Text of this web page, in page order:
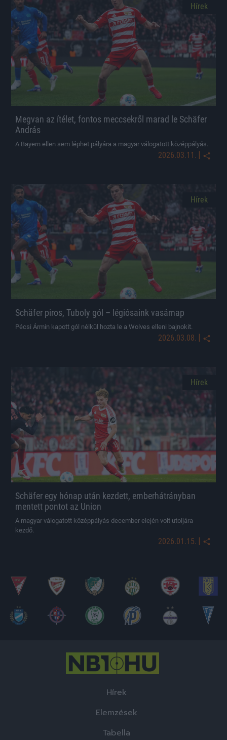
Hírek
Megvan az ítélet, fontos meccsekről marad le Schäfer
András
A Bayern ellen sem léphet pályára a magyar válogatott középpályás.
2026.03.11. |
Hírek
Schäfer piros, Tuboly gól – légiósaink vasárnap
Pécsi Ármin kapott gól nélkül hozta le a Wolves elleni bajnokit.
2026.03.08. |
Hírek
Schäfer egy hónap után kezdett, emberhátrányban
mentett pontot az Union
A magyar válogatott középpályás december elején volt utoljára
kezdő.
2026.01.15. |
Hírek
Elemzések
Tabella